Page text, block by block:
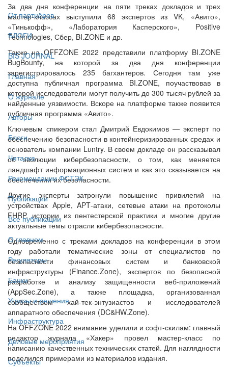
От партнёров
БЛОГИ
BIS JOURNAL
Главная
О журнале
Авторы
Блоги
Читалка
Рекомендации ФСТЭК
Публикации
Все публикации
О главном
Регуляторы
Банки
Угрозы и решения
Инфраструктура
Деловые мероприятия
Субъекты
За два дня конференции на пяти треках докладов и трех
мастер-классах выступили 68 экспертов из VK, «Авито»,
«Тинькофф», «Лаборатория Касперского», Positive
Technologies, Сбер, BI.ZONE и др.
Также на OFFZONE 2022 представили платформу BI.ZONE
BugBounty, на которой за два дня конференции
зарегистрировалось 235 багхантеров. Сегодня там уже
доступна публичная программа BI.ZONE, поучаствовав в
которой исследователи могут получить до 300 тысяч рублей за
найденные уязвимости. Вскоре на платформе также появится
публичная программа «Авито».
Ключевым спикером стал Дмитрий Евдокимов — эксперт по
обеспечению безопасности в контейнеризированных средах и
основатель компании Luntry. В своем докладе он рассказывал
об эволюции кибербезопасности, о том, как меняется
ландшафт информационных систем и как это сказывается на
обеспечении их безопасности.
Другие эксперты затронули повышение привилегий на
устройствах Apple, APT‑атаки, сетевые атаки на протоколы
FHRP, истории из пентестерской практики и многие другие
актуальные темы отрасли кибербезопасности.
Одновременно с треками докладов на конференции в этом
году работали тематические зоны от специалистов по
безопасности финансовых систем и банковской
инфраструктуры (Finance.Zone), экспертов по безопасной
разработке и анализу защищенности веб-приложений
(AppSec.Zone), а также площадка, организованная
сообществом хай-тек-энтузиастов и исследователей
аппаратного обеспечения (DC&HW.Zone).
На OFFZONE 2022 внимание уделили и софт-скилам: главный
редактор журнала «Хакер» провел мастер-класс по
написанию качественных технических статей. Для наглядности
поделился примерами из материалов издания.